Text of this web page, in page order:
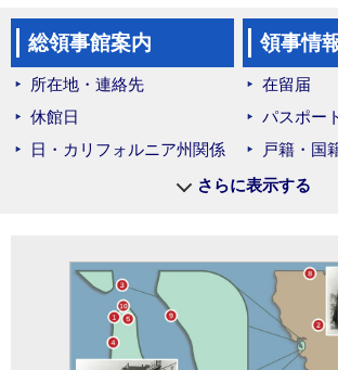
さらに表示する
総領事館案内
所在地・連絡先
休館日
日・カリフォルニア州関係
領事情
在留届
パスポー
戸籍・国
証明
マイナン
ジャパン
領事出張